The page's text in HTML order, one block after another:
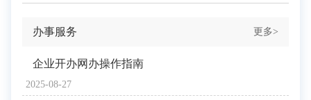
办事服务 更多>
2025-08-27
企业开办网办操作指南